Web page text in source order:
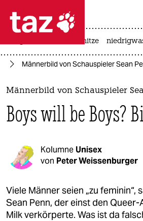
 taz zahl ich
taz zahl ich
themen
politik
gesellschaft
kultur
sport
hitze
Männerbild von Schauspieler Sean
Männerbild von Schauspieler
Boys will be Boys?
Kolumne Unisex
von Peter Weissenburger
Viele Männer seien „zu feminin“,
Sean Penn, der einst den
Milk verkörperte. Was ist da